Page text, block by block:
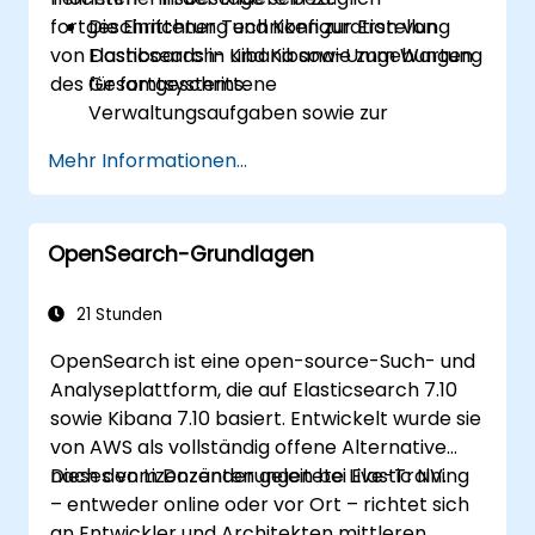
fortgeschrittener Techniken zur Erstellung
von Dashboards in Kibana sowie zum Wartung
des Gesamtsystems.
Die Einrichtung und Konfiguration von
Elasticsearch- und Kibana-Umgebungen
für fortgeschrittene
Verwaltungsaufgaben sowie zur
Das Erstellen und Verwalten von
Elasticsearch-Indizes,
Zuordnungseinstellungen sowie
Datenmodellen.
Abfragen und Filter zur Gewinnung
Elasticsearch gespeicherten Daten.
Das Entwerfen und Aufbauen interaktiver
Dashboards in Kibana mittels
verschiedener Visualisierungstypen und -
techniken.
Die Anwendung bewährter Verfahren bei
Mehr Informationen...
OpenSearch-Grundlagen
21 Stunden
OpenSearch ist eine open-source-Such- und
Analyseplattform, die auf Elasticsearch 7.10
sowie Kibana 7.10 basiert. Entwickelt wurde sie
von AWS als vollständig offene Alternative
nach den Lizenzänderungen bei Elastic NV.
Dieses vom Dozenten geleitete Live-Training
– entweder online oder vor Ort – richtet sich